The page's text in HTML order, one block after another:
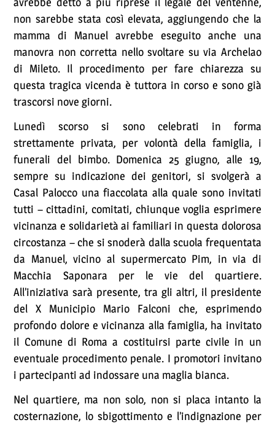
non sarebbe stata così elevata, aggiungendo che la
mamma di Manuel avrebbe eseguito anche una
manovra non corretta nello svoltare su via Archelao
di Mileto. Il procedimento per fare chiarezza su
questa tragica vicenda è tuttora in corso e sono già
trascorsi nove giorni.
Lunedì scorso si sono celebrati in forma
strettamente privata, per volontà della famiglia, i
funerali del bimbo. Domenica 25 giugno, alle 19,
sempre su indicazione dei genitori, si svolgerà a
Casal Palocco una fiaccolata alla quale sono invitati
tutti – cittadini, comitati, chiunque voglia esprimere
vicinanza e solidarietà ai familiari in questa dolorosa
circostanza – che si snoderà dalla scuola frequentata
da Manuel, vicino al supermercato Pim, in via di
Macchia Saponara per le vie del quartiere.
All’iniziativa sarà presente, tra gli altri, il presidente
del X Municipio Mario Falconi che, esprimendo
profondo dolore e vicinanza alla famiglia, ha invitato
il Comune di Roma a costituirsi parte civile in un
eventuale procedimento penale. I promotori invitano
i partecipanti ad indossare una maglia bianca.
Nel quartiere, ma non solo, non si placa intanto la
costernazione, lo sbigottimento e l’indignazione per